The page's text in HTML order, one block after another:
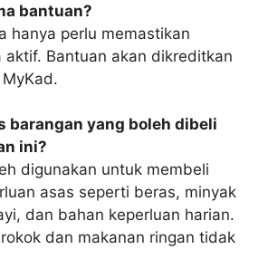
bantuan?
hanya perlu memastikan
aktif. Bantuan akan dikreditkan
barangan yang boleh dibeli
ini?
digunakan untuk membeli
asas seperti beras, minyak
dan bahan keperluan harian.
dan makanan ringan tidak